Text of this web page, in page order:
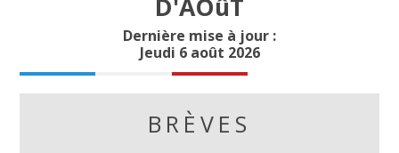
D'AOûT
Dernière mise à jour :
Jeudi 6 août 2026
BRÈVES